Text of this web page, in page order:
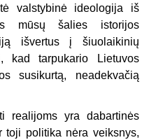
valstybinė ideologija iš
mūsų šalies istorijos
išvertus į šiuolaikinių
kad tarpukario Lietuvos
susikurtą, neadekvačią
realijoms yra dabartinės
toji politika nėra veiksnys,